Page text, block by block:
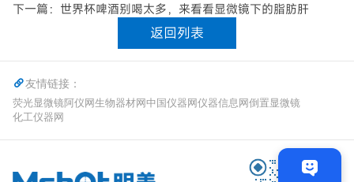
下一篇：世界杯啤酒别喝太多，来看看显微镜下的脂肪肝
返回列表
友情链接：
荧光显微镜阿仪网生物器材网中国仪器网仪器信息网倒置显微镜
化工仪器网